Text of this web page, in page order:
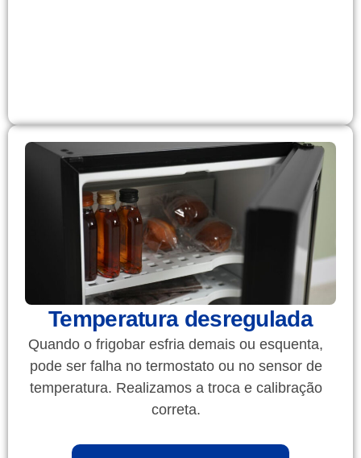
Temperatura desregulada
Quando o frigobar esfria demais ou esquenta,
pode ser falha no termostato ou no sensor de
temperatura. Realizamos a troca e calibração
correta.